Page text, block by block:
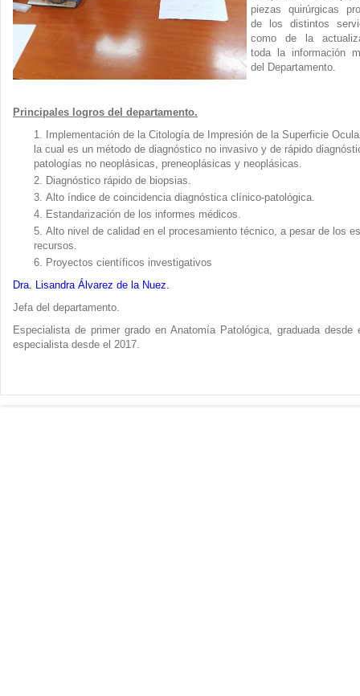
piezas quirúrgicas
de los distintos
como de la
toda la información
del Departamento.
Principales logros del departamento.
Implementación de la Citología de Impresión de la Superficie
la cual es un método de diagnóstico no invasivo y de rápido
patologías no neoplásicas, preneoplásicas y neoplásicas.
Diagnóstico rápido de biopsias.
Alto índice de coincidencia diagnóstica clínico-patológica.
Estandarización de los informes médicos.
Alto nivel de calidad en el procesamiento técnico, a pesar de los
recursos.
Proyectos científicos investigativos
Dra. Lisandra Álvarez de la Nuez.
Jefa del departamento.
Especialista de primer grado en Anatomía Patológica, graduada desde
especialista desde el 2017.